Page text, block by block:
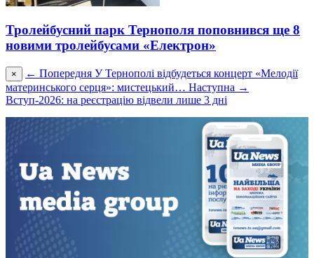
Тролейбусний парк Тернополя поповнився ще 8
новими тролейбусами «Електрон»
× ← Попередня У Тернополі відбудеться концерт «Мелодії
материнського серця»: мистецький… Наступна →
Вступ-2026: на реєстрацію відвели лише 3 дні